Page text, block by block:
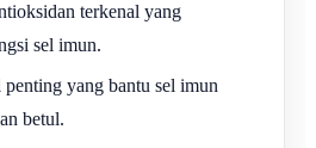
terkenal yang
sel imun.
yang bantu sel imun
betul.